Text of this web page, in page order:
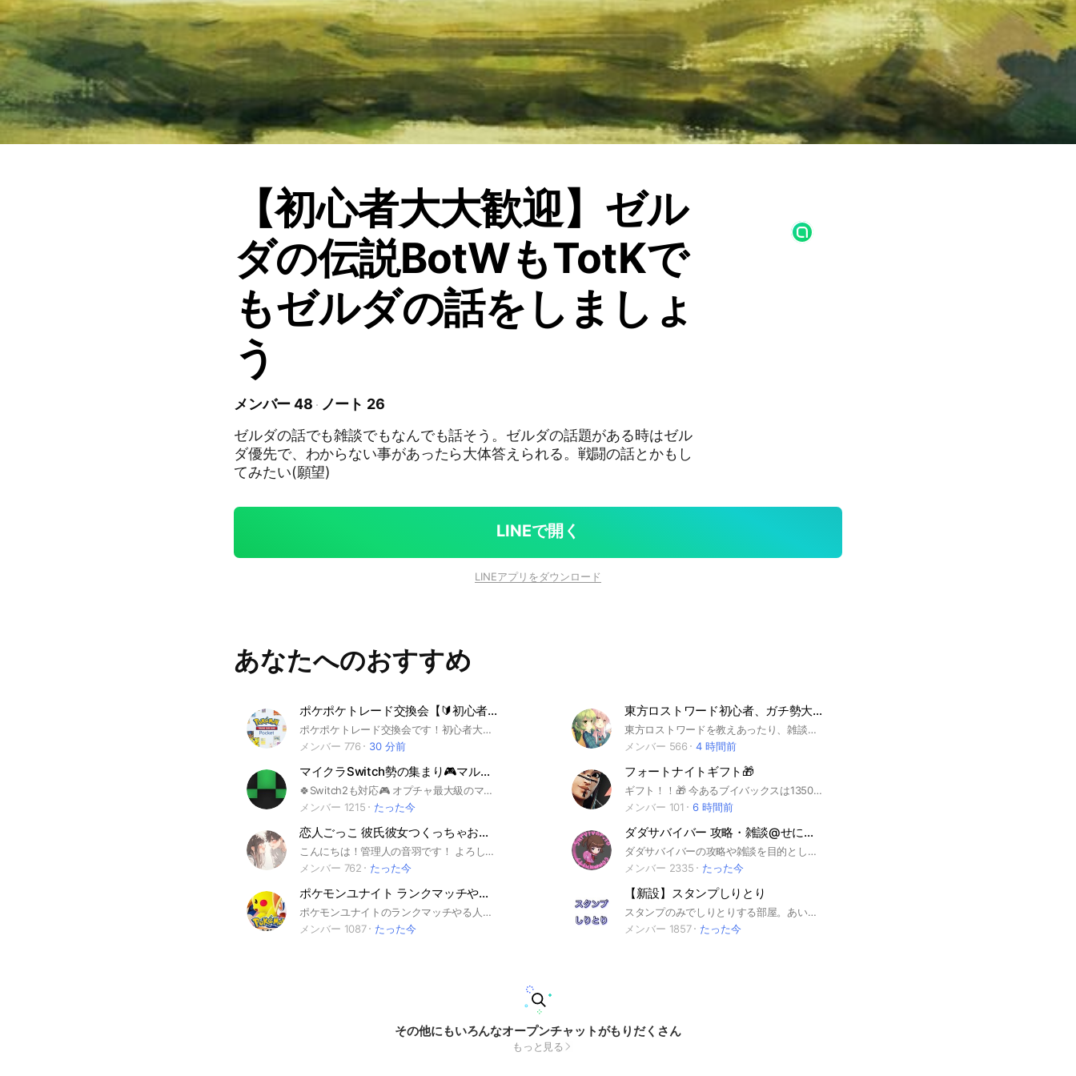
【初心者大大歓迎】ゼル
ダの伝説BotWもTotKで
もゼルダの話をしましょ
う
メンバー 48
ノート 26
ゼルダの話でも雑談でもなんでも話そう。ゼルダの話題がある時はゼル
ダ優先で、わからない事があったら大体答えられる。戦闘の話とかもし
てみたい(願望)
LINEで開く
LINEアプリをダウンロード
あなたへのおすすめ
ポケポケトレード交換会【🔰初心者大歓迎🔰】
ポケポケトレード交換会です！初心者大歓迎です！気楽にどうぞ！ 参加リクエスト消化する時間が決まっております。 1時間毎に参加が出来ます この時間帯 24時~7時 は日によって参加リクエストを消化出来ない恐れがございます。 その場合は気長にお待ちください。 #ポケポケ #ポケポケ交換会 #ポケポケトレード #初心者大歓迎 #ポケポケ初心者
メンバー 776
30 分前
東方ロストワード初心者、ガチ勢大歓迎
東方ロストワードを教えあったり、雑談する場所です
メンバー 566
4 時間前
マイクラSwitch勢の集まり🎮マルチ・雑談
🍀︎Switch2も対応🎮️ オプチャ最大級のマイクラSwitch勢の集まりです！！！🍀︎ 他のオプチャに比べてマルチ募集が多くとても活発なオープンチャットです！！ 雑談したりマルチしたりと 基本自由なところです〜！ Switch勢以外の方でもOK！ 気軽に参加してください〜！ サブトークへの参加はメイントーク参加後にお願いしますm(_ _)m 参加後大事なノートの一読お願いします 🍀︎このオプチャは四ツ葉姉妹OCです🍀︎ ータグー #マイクラ #マインクラフト #Minecraft #Switch #Switch2 #スイッチ #マイクラマルチ
メンバー 1215
たった今
フォートナイトギフト🎁
ギフト！！🎁 今あるブイバックスは13500だよ ギフト🎁は早い者勝ち！！ ギフト欲しい人、もらったことない人どんどん来て！ #fortnite #フォートナイト #フォトナ #ネフライト #りあん #れじぇくん #ぜるふぃー #フォートナイト解説員 #がるじー #ちゅきめろでぃ #としき #ぽこえふろん #ねこくん #おれんじ君 #くらら #まうふぃん #新兵シャウト #ぷりっつ #うつけ #リズアート #マエスケ #毒のお兄さん #キャプテンしょーた など色々な実況者のことも話てね＾＾
メンバー 101
6 時間前
恋人ごっこ 彼氏彼女つくっちゃお！💗💕
こんにちは！管理人の音羽です！ よろしくね〜💗💕 このオプは恋人ごっこをするとこ！ みんなでいっぱい恋愛しよーね！ 彼氏彼女持ちでも大歓迎！ 恋愛しなくても友達つくったり、 みんなといっぱい話そ！ ちなみに管理人も彼氏募集中💕🫶 ルール ①荒らし、悪口禁止！ ②人が嫌がることはしない！ ③無言抜け禁止！即抜けも！ ④初期アイコンもダメだから！ 最近初期アイコンの人増えてます！ 承認するときの質問で初期アイコンはダメって書いてるから初期アイコンの人は承認しません！ (ちなみにルール破ったら蹴ったり再参加禁止にするよ！) このくらいかな〜？ どう？気になってきた？？ ルールも軽めに設定してるつもりです！ ここまできたら入るしかないんじゃない？😏 ぜひ、入ってくれるとうれしいな〜 一緒に恋人つくろ〜ね！💕 待ってるよ〜！！ 創設日 7月9日
メンバー 762
たった今
ダダサバイバー 攻略・雑談@せにろぐ
ダダサバイバーの攻略や雑談を目的としたコミュニティです。 スキル検証やアップデートの予測など楽しみましょう❗️ 初心者の方も歓迎します🔰 課金ユーザー向けにAppleギフトやGoogle playのお得情報も #ダダサバイバー #雑談 #課金 #無課金 #初心者
メンバー 2335
たった今
ポケモンユナイト ランクマッチやろう！
ポケモンユナイトのランクマッチやる人一緒にやりませんか？ 初心者から上級者まで募集中です！ 即抜け歓迎です！ ぜひ、覗いて行ってください！
メンバー 1087
たった今
【新設】スタンプしりとり
スタンプのみでしりとりする部屋。あいさつ・会話なし。 ルールを読んでからしりとりに参加してください😊 ⚠️間違えやすいルールとして、このお部屋は「ん」で終わったら、「ん・あ行」からのスタートです。 慣れないうちは間違えることもあるかと思いますが、注意されても次に気をつけてもらえたらOKなのでお気軽に参加してね😊
メンバー 1857
たった今
その他にもいろんなオープンチャットがもりだくさん
もっと見る